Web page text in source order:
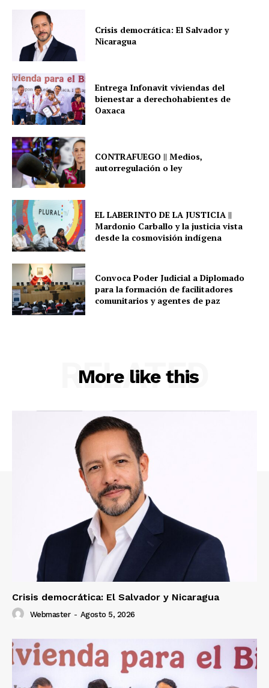
Crisis democrática: El Salvador y
Nicaragua
Entrega Infonavit viviendas del
bienestar a derechohabientes de
Oaxaca
CONTRAFUEGO || Medios,
autorregulación o ley
EL LABERINTO DE LA JUSTICIA ||
Mardonio Carballo y la justicia vista
desde la cosmovisión indígena
Convoca Poder Judicial a Diplomado
para la formación de facilitadores
comunitarios y agentes de paz
More like this
RELATED
Crisis democrática: El Salvador y Nicaragua
Webmaster - Agosto 5, 2026